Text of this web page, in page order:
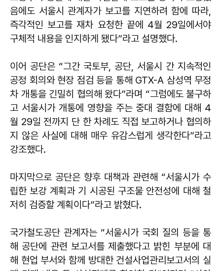
음에도 서울시 관계자가 보고를 지연하려 함에 따라,
즉각적인 보고를 재차 요청한 끝에 4월 29일에서야
구체적 내용을 인지하게 됐다”라고 설명했다.
이어 공단은 “그간 국토부, 공단, 서울시 간 지속적인
공정 회의와 현장 점검 등을 통해 GTX-A 삼성역 무정
차 개통을 긴밀히 협의해 왔다”라며 “그럼에도 불구하
고 서울시가 개통에 영향을 주는 중대 결함에 대해 4
월 29일 전까지 단 한 차례도 직접 보고하거나 협의하
지 않은 사실에 대해 매우 유감스럽게 생각한다”라고
강조했다.
마지막으로 공단은 향후 대책과 관련해 “서울시가 수
립한 보강 계획과 기 시공된 구조물 안전성에 대해 철
저히 검증할 계획이다”라고 밝혔다.
국가철도공단 관계자는 “서울시가 국회 질의 등을 통
해 공단에 관련 보고서를 제출했다고 밝힌 부분에 대
해 현업 부서와 함께 방대한 건설사업관리보고서의 실